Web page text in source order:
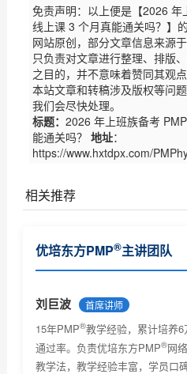
免责声明：以上便是【2026
线上课 3 个月真能通关吗？】
网站原创，部分文章信息来源
只负责对文章进行整理、排版
之目的，并不意味着赞同其观
本站文章和转稿涉及版权等问
我们会尽快处理。
标题： 2026 年上班族备考
能通关吗？ 地址：
https://www.hxtdpx.com/
相关推荐
PMI(中国)2017项目管理大
关于2017年6月份项目管理
上限...
关于PMBOK® 指南改版及
的通知...
2018年项目管理认证考试时
优培东方PMP®主讲团队
刘巨波 首席讲师
15年PMP®教学经验，累计培养
通过率。负责优培东方PMP®网
教学法，教学经验丰富，学员口